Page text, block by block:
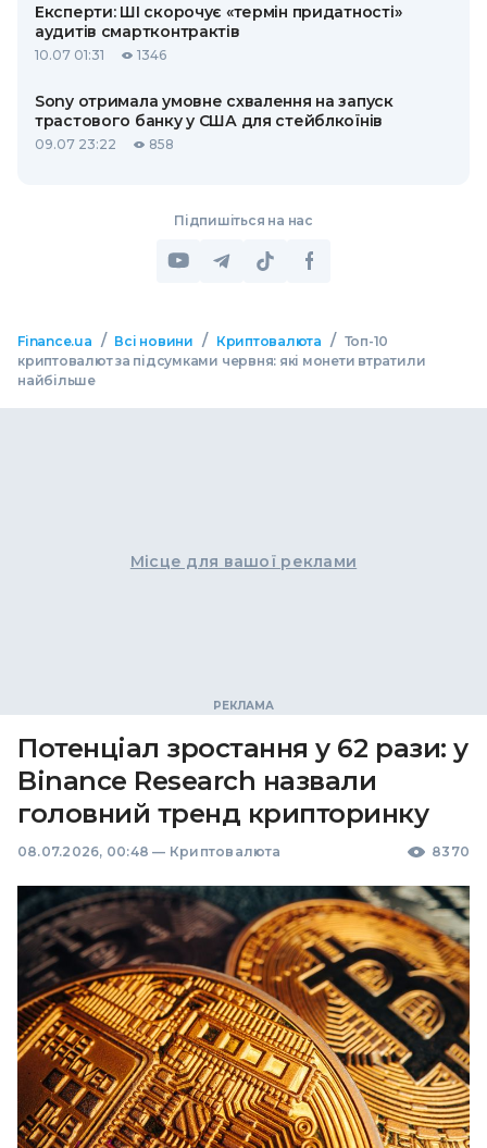
Експерти: ШІ скорочує «термін придатності»
аудитів смартконтрактів
10.07 01:31 1346
Sony отримала умовне схвалення на запуск
трастового банку у США для стейблкоїнів
09.07 23:22 858
Підпишіться на нас
Finance.ua / Всі новини / Криптовалюта / Топ-10
криптовалют за підсумками червня: які монети втратили
найбільше
Місце для вашої реклами
Потенціал зростання у 62 рази: у
Binance Research назвали
головний тренд крипторинку
08.07.2026, 00:48 — Криптовалюта 8370